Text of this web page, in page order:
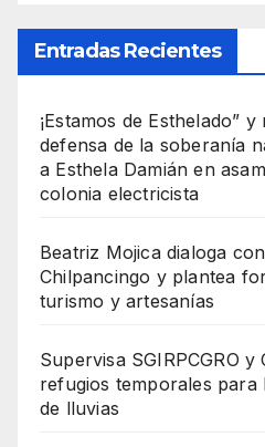
Entradas Recientes
¡Estamos de Esthelado”
defensa de la soberanía
a Esthela Damián en
colonia electricista
Beatriz Mojica dialoga
Chilpancingo y plantea
turismo y artesanías
Supervisa SGIRPCGRO
refugios temporales para
de lluvias